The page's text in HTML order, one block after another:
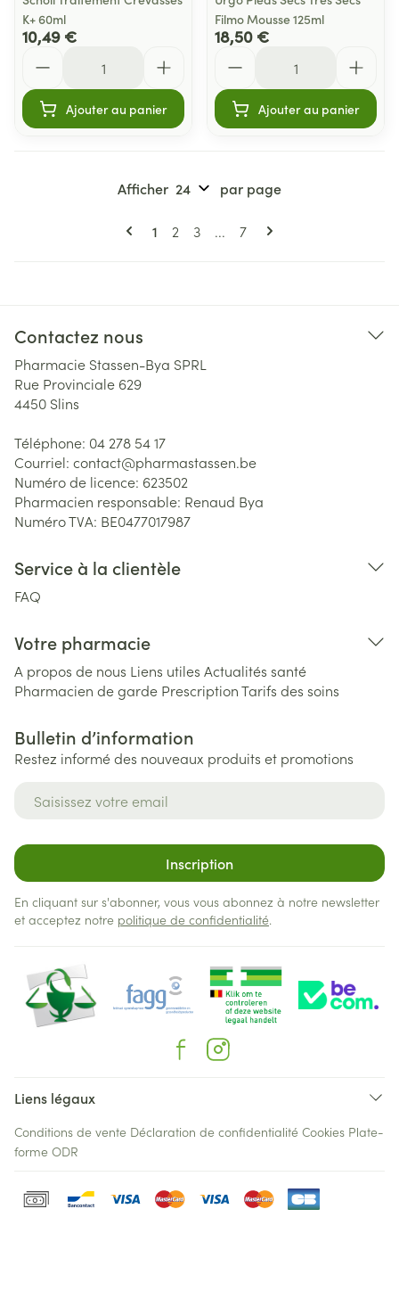
K+ 60ml
10,49 €
Ajouter au panier
Filmo Mousse 125ml
18,50 €
Ajouter au panier
Pages
Vous lisez actuellement la page
1 Page
2 Page
3 ... Page
7
Afficher par page
Contactez nous
Pharmacie Stassen-Bya SPRL
Rue Provinciale 629
4450 Slins
Téléphone: 04 278 54 17
Courriel: contact@pharmastassen.be
Numéro de licence: 623502
Pharmacien responsable: Renaud Bya
Numéro TVA: BE0477017987
Service à la clientèle
FAQ
Votre pharmacie
A propos de nous Liens utiles Actualités santé
Pharmacien de garde PrescriptionTarifs des soins
Bulletin d’information
Restez informé des nouveaux produits et promotions
Inscription
En cliquant sur s'abonner, vous vous abonnez à notre newsletter
et acceptez notre politique de confidentialité.
Liens légaux
Conditions de vente Déclaration de confidentialité Cookies Plate-
forme ODR